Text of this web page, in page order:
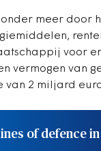
meer door
voor
vermogen van
van 2 miljard
of defence